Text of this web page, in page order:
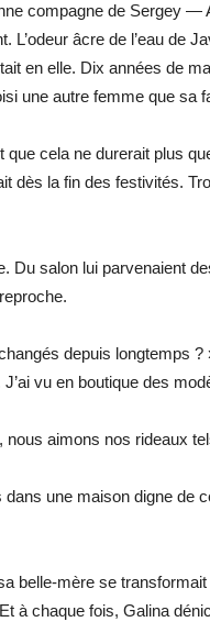
compagne de Sergey —
L’odeur âcre de l’eau de
en elle. Dix années de
une autre femme que sa
cela ne durerait plus
dès la fin des festivités.
Du salon lui parvenaient
depuis longtemps
vu en boutique des
aimons nos rideaux
une maison digne de
belle-mère se
à chaque fois, Galina